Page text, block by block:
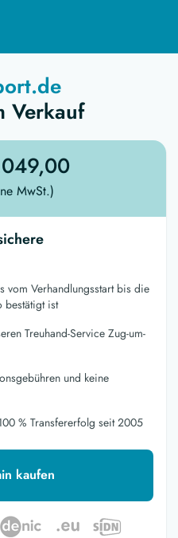
Verkauf
MwSt.)
vom Verhandlungsstart bis die
bestätigt ist
Treuhand-Service Zug-um-
und keine
% Transfererfolg seit 2005
kaufen